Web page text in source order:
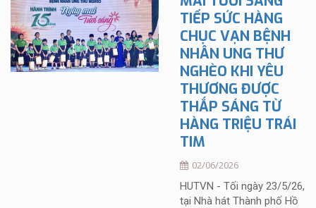
TIẾP SỨC HÀNG
CHỤC VẠN BỆNH
NHÂN UNG THƯ
NGHÈO KHI YÊU
THƯƠNG ĐƯỢC
THẮP SÁNG TỪ
HÀNG TRIỆU TRÁI
TIM
02/06/2026
HUTVN - Tối ngày 23/5/26,
tại Nhà hát Thành phố Hồ